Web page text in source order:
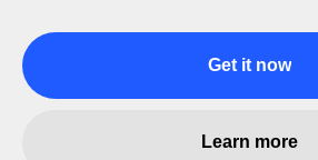
Get it now
Learn more